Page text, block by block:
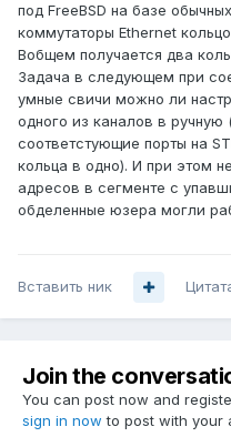
под FreeBSD на базе
коммутаторы Ethernet
Вобщем получается два
Задача в следующем при
умные свичи можно ли
одного из каналов в ручную
соответстующие порты на
кольца в одно). И при этом
адресов в сегменте с
обделенные юзера могли
Вставить ник
Join the
You can post now and
sign in now to post with your